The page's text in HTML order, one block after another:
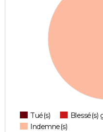
Tué(s) Blessé(s)
Indemne(s)